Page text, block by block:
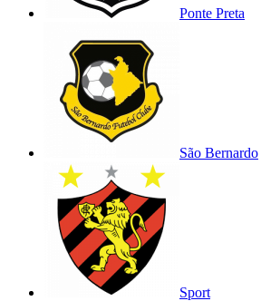
Ponte Preta
São Bernardo
Sport